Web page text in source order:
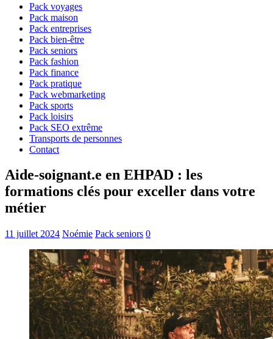
Pack voyages
Pack maison
Pack entreprises
Pack bien-être
Pack seniors
Pack fashion
Pack finance
Pack pratique
Pack webmarketing
Pack sports
Pack loisirs
Pack SEO extrême
Transports de personnes
Contact
Aide-soignant.e en EHPAD : les
formations clés pour exceller dans votre
métier
11 juillet 2024 Noémie Pack seniors 0